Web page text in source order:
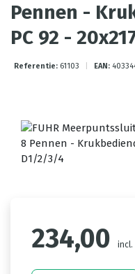
Pennen -
PC 92 -
Referentie: 61103 EAN:
234,00 incl.